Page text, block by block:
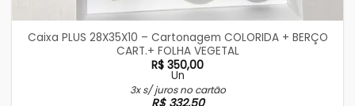
Caixa PLUS 28X35X10 – Cartonagem COLORIDA + BERÇO
CART.+ FOLHA VEGETAL
R$ 350,00
Un
3x s/ juros no cartão
R$332,50